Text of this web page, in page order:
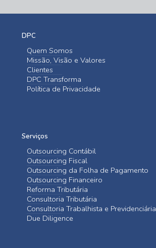
DPC
Quem Somos
Missão, Visão e Valores
Clientes
DPC Transforma
Política de Privacidade
Serviços
Outsourcing Contábil
Outsourcing Fiscal
Outsourcing da Folha de Pagamento
Outsourcing Financeiro
Reforma Tributária
Consultoria Tributária
Consultoria Trabalhista e Previdenciária
Due Diligence